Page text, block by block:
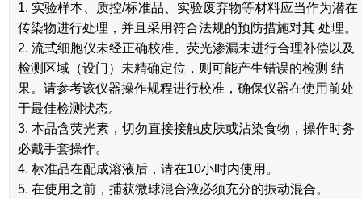
1. 实验样本、质控/标准品、实验废弃物等材料应当作为潜在
传染物进行处理，并且采用符合法规的预防措施对其 处理。
2. 流式细胞仪未经正确校准、荧光渗漏未进行合理补偿以及
检测区域（设门）未精确定位，则可能产生错误的检测 结
果。请参考该仪器操作规程进行校准，确保仪器在使用前处
于最佳检测状态。
3. 本品含荧光素，切勿直接接触皮肤或沾染食物，操作时务
必戴手套操作。
4. 标准品在配成溶液后，请在10小时内使用。
5. 在使用之前，捕获微球混合液必须充分的振动混合。